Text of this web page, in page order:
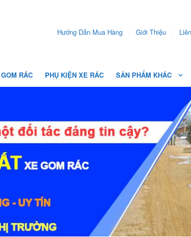
Hướng Dẫn Mua Hàng Giới Thiệu
RÁC PHỤ KIỆN XE RÁC SẢN PHẨM KHÁC